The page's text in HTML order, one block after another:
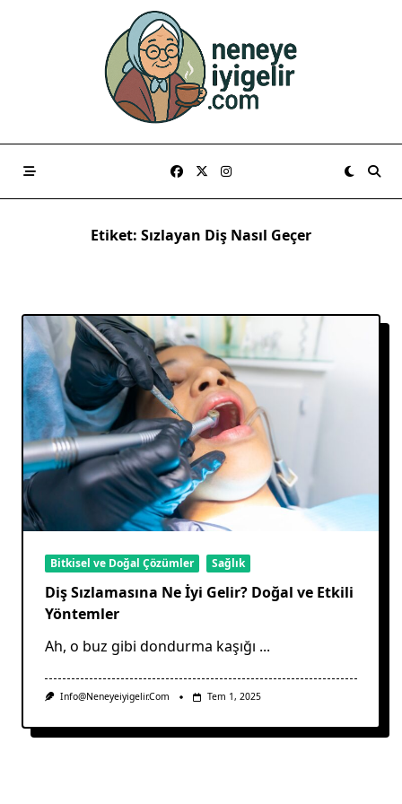
Etiket: Sızlayan Diş Nasıl Geçer
Bitkisel ve Doğal Çözümler Sağlık
Diş Sızlamasına Ne İyi Gelir? Doğal ve Etkili
Yöntemler
Ah, o buz gibi dondurma kaşığı ...
Info@neneyeiyigelir.com Tem 1, 2025